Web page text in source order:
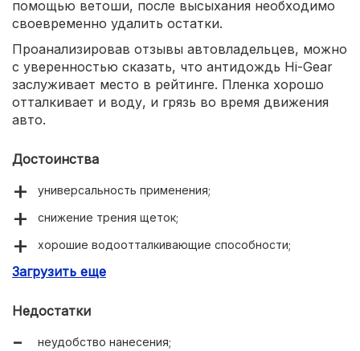
помощью ветоши, после высыхания необходимо
своевременно удалить остатки.
Проанализировав отзывы автовладельцев, можно
с уверенностью сказать, что антидождь Hi-Gear
заслуживает место в рейтинге. Пленка хорошо
отталкивает и воду, и грязь во время движения
авто.
Достоинства
универсальность применения;
снижение трения щеток;
хорошие водоотталкивающие способности;
долговечность.
Загрузить еще
Недостатки
неудобство нанесения;